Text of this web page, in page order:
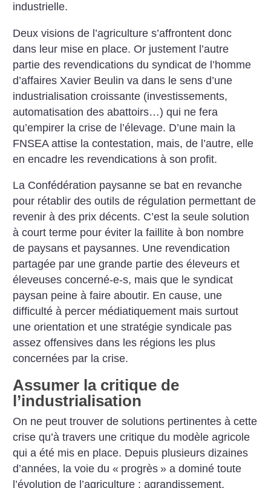
industrielle.
Deux visions de l’agriculture s’affrontent donc
dans leur mise en place. Or justement l’autre
partie des revendications du syndicat de l’homme
d’affaires Xavier Beulin va dans le sens d’une
industrialisation croissante (investissements,
automatisation des abattoirs…) qui ne fera
qu’empirer la crise de l’élevage. D’une main la
FNSEA attise la contestation, mais, de l’autre, elle
en encadre les revendications à son profit.
La Confédération paysanne se bat en revanche
pour rétablir des outils de régulation permettant de
revenir à des prix décents. C’est la seule solution
à court terme pour éviter la faillite à bon nombre
de paysans et paysannes. Une revendication
partagée par une grande partie des éleveurs et
éleveuses concerné-e-s, mais que le syndicat
paysan peine à faire aboutir. En cause, une
difficulté à percer médiatiquement mais surtout
une orientation et une stratégie syndicale pas
assez offensives dans les régions les plus
concernées par la crise.
Assumer la critique de
l’industrialisation
On ne peut trouver de solutions pertinentes à cette
crise qu’à travers une critique du modèle agricole
qui a été mis en place. Depuis plusieurs dizaines
d’années, la voie du « progrès » a dominé toute
l’évolution de ­l’agriculture : agrandissement,